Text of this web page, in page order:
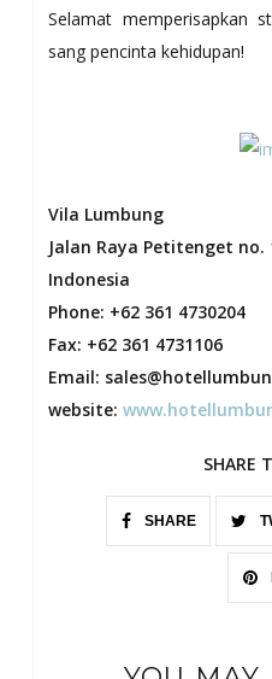
Selamat memperisapkan
sang pencinta kehidupan!
Vila Lumbung
Jalan Raya Petitenget no.
Indonesia
Phone: +62 361 4730204
Fax: +62 361 4731106
Email:
website:
SHARE
SHARE